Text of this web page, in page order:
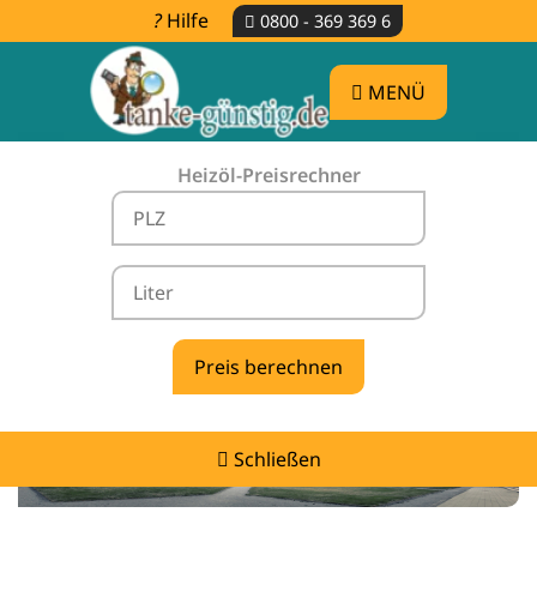
Hilfe 0800 - 369 369 6
MENÜ
Heizöl-Preisrechner
Schließen
Heizölpreise Hofgeismar -
vergleichen & günstig tanken